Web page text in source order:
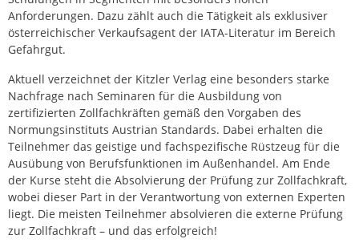
Anforderungen. Dazu zählt auch die Tätigkeit als exklusiver
österreichischer Verkaufsagent der IATA-Literatur im Bereich
Gefahrgut.
Aktuell verzeichnet der Kitzler Verlag eine besonders starke
Nachfrage nach Seminaren für die Ausbildung von
zertifizierten Zollfachkräften gemäß den Vorgaben des
Normungsinstituts Austrian Standards. Dabei erhalten die
Teilnehmer das geistige und fachspezifische Rüstzeug für die
Ausübung von Berufsfunktionen im Außenhandel. Am Ende
der Kurse steht die Absolvierung der Prüfung zur Zollfachkraft,
wobei dieser Part in der Verantwortung von externen Experten
liegt. Die meisten Teilnehmer absolvieren die externe Prüfung
zur Zollfachkraft – und das erfolgreich!